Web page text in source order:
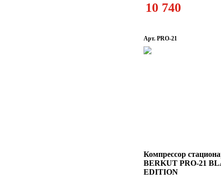
10 740
Арт. PRO-21
Компрессор
BERKUT PRO-21
EDITION